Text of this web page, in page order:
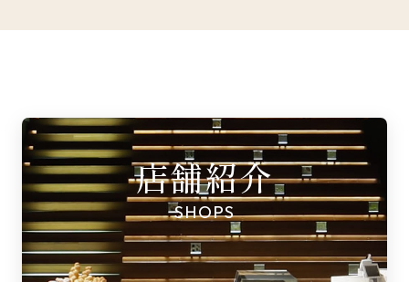
店舗紹介
SHOPS